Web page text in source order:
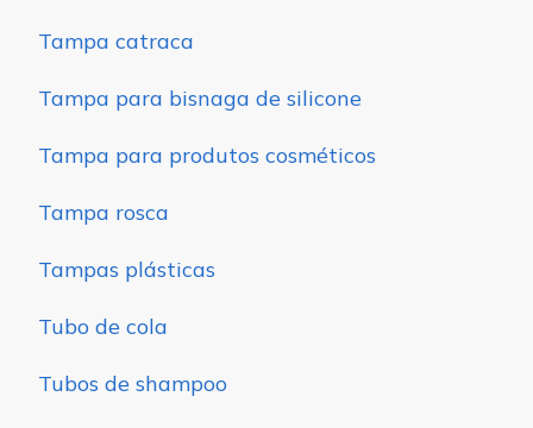
Tampa catraca
Tampa para bisnaga de silicone
Tampa para produtos cosméticos
Tampa rosca
Tampas plásticas
Tubo de cola
Tubos de shampoo